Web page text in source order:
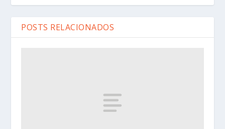
POSTS RELACIONADOS